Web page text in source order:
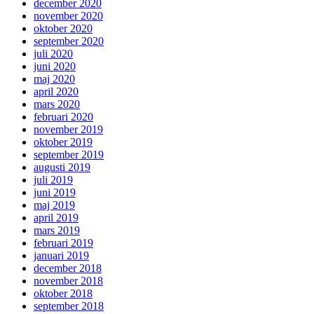
december 2020
november 2020
oktober 2020
september 2020
juli 2020
juni 2020
maj 2020
april 2020
mars 2020
februari 2020
november 2019
oktober 2019
september 2019
augusti 2019
juli 2019
juni 2019
maj 2019
april 2019
mars 2019
februari 2019
januari 2019
december 2018
november 2018
oktober 2018
september 2018